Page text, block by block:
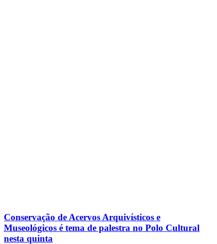
Conservação de Acervos Arquivísticos e
Museológicos é tema de palestra no Polo Cultural
nesta quinta